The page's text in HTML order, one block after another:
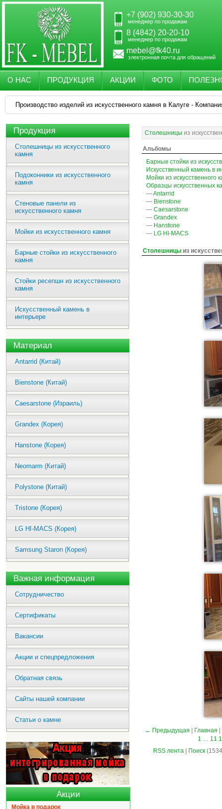
+7 (902) 930-30-30
менеджер по продажам
8 (4842) 20-20-10
менеджер по продажам
mebel@fk40.ru
электронная почта для обращений
О НАС ПРОДУКЦИЯ АКЦИИ ФОТО
Производство изделий из искусственного камня в Калуге -
Продукция
Столешницы из искусственного
камня
Подоконники из искусственного
камня
Стеновые панели из
искусственного камня
Мойки из искусственного камня
Барные стойки из искусственного
камня
Стойки ресепшн из искусственного
камня
Искусственный камень в
интерьере
Материал
Antarrid (Китай)
Bienstone (Китай)
Caesarstone (Израиль)
Grandex (Корея)
Hanstone (Корея)
Neomarm (Китай)
Polystone (Китай)
Tristone (Корея)
LG HI-MACS (Корея)
Samsung Staron (Корея)
Важная информация
Сотрудничество
Сертификаты
Вакансии
Акции и спецпредложения
Обратная связь
Сайты нашей компании
Статьи о камне
Акции
Мойка в подарок
Столешницы из
Альбомы
Барные стойки из
Искусственный камень в
Мойки из искусственного
Образцы искусственных
—Antarrid
— Bienstone
— Caesarstone
— Grandex
— Hanstone
— LG HI-MACS
Столешницы из
← Предыдущая Главная
1 … 11
RSS лента| Поиск